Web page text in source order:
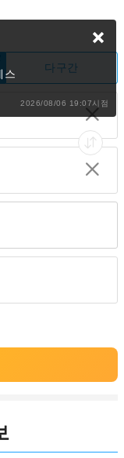
다구간
스
2026/08/06 19:07시점